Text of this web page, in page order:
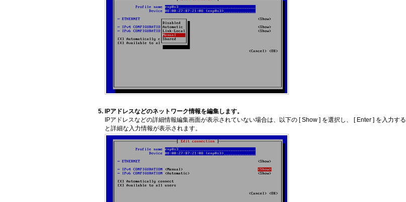
IPアドレスなどのネットワーク情報を編集します。
IPアドレスなどの詳細情報編集画面が表示されていない場合は、以下の [ Show ] を選択し、 [ Enter ] を入力する
と詳細な入力情報が表示されます。